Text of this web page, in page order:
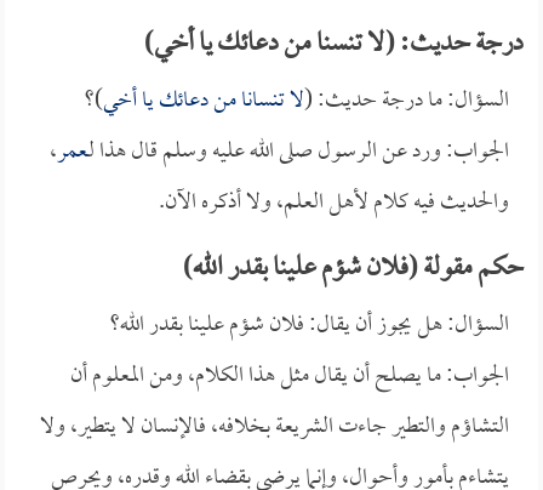
درجة حديث: (لا تنسنا من دعائك يا أخي)
السؤال: ما درجة حديث: (لا تنسانا من دعائك يا أخي)؟
الجواب: ورد عن الرسول صلى الله عليه وسلم قال هذا لـعمر،
والحديث فيه كلام لأهل العلم، ولا أذكره الآن.
حكم مقولة (فلان شؤم علينا بقدر الله)
السؤال: هل يجوز أن يقال: فلان شؤم علينا بقدر الله؟
الجواب: ما يصلح أن يقال مثل هذا الكلام، ومن المعلوم أن
التشاؤم والتطير جاءت الشريعة بخلافه، فالإنسان لا يتطير، ولا
يتشاءم بأمور وأحوال، وإنما يرضى بقضاء الله وقدره، ويحرص